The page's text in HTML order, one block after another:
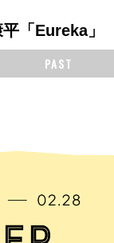
「Eureka」
PAST